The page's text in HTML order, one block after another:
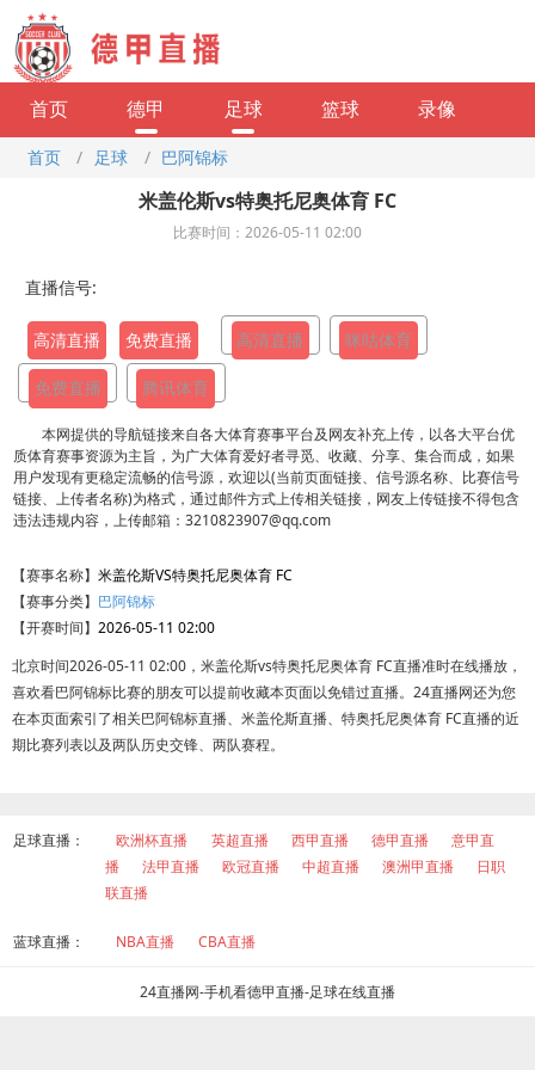
首页 德甲 足球 篮球 录像
首页 / 足球 / 巴阿锦标
米盖伦斯vs特奥托尼奥体育 FC
比赛时间：2026-05-11 02:00
直播信号:
高清直播 免费直播 高清直播 咪咕体育
免费直播 腾讯体育
本网提供的导航链接来自各大体育赛事平台及网友补充上传，以各大平台优
质体育赛事资源为主旨，为广大体育爱好者寻觅、收藏、分享、集合而成，如果
用户发现有更稳定流畅的信号源，欢迎以(当前页面链接、信号源名称、比赛信号
链接、上传者名称)为格式，通过邮件方式上传相关链接，网友上传链接不得包含
违法违规内容，上传邮箱：3210823907@qq.com
【赛事名称】 米盖伦斯VS特奥托尼奥体育 FC
【赛事分类】 巴阿锦标
【开赛时间】 2026-05-11 02:00
北京时间2026-05-11 02:00，米盖伦斯vs特奥托尼奥体育 FC直播准时在线播放，
喜欢看巴阿锦标比赛的朋友可以提前收藏本页面以免错过直播。24直播网还为您
在本页面索引了相关巴阿锦标直播、米盖伦斯直播、特奥托尼奥体育 FC直播的近
期比赛列表以及两队历史交锋、两队赛程。
足球直播： 欧洲杯直播 英超直播 西甲直播 德甲直播
意甲直
播
法甲直播 欧冠直播 中超直播 澳洲甲直播
日职
联直播
蓝球直播： NBA直播 CBA直播
24直播网-手机看德甲直播-足球在线直播